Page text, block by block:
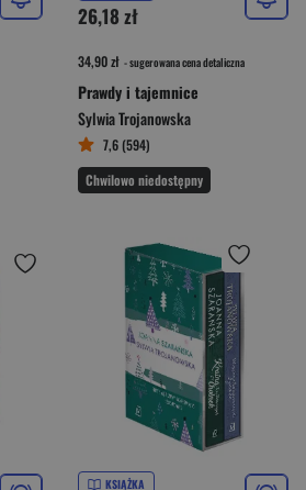
26,18 zł
34,90 zł - sugerowana cena detaliczna
Prawdy i tajemnice
Sylwia Trojanowska
7,6 (594)
Chwilowo niedostępny
KSIĄŻKA